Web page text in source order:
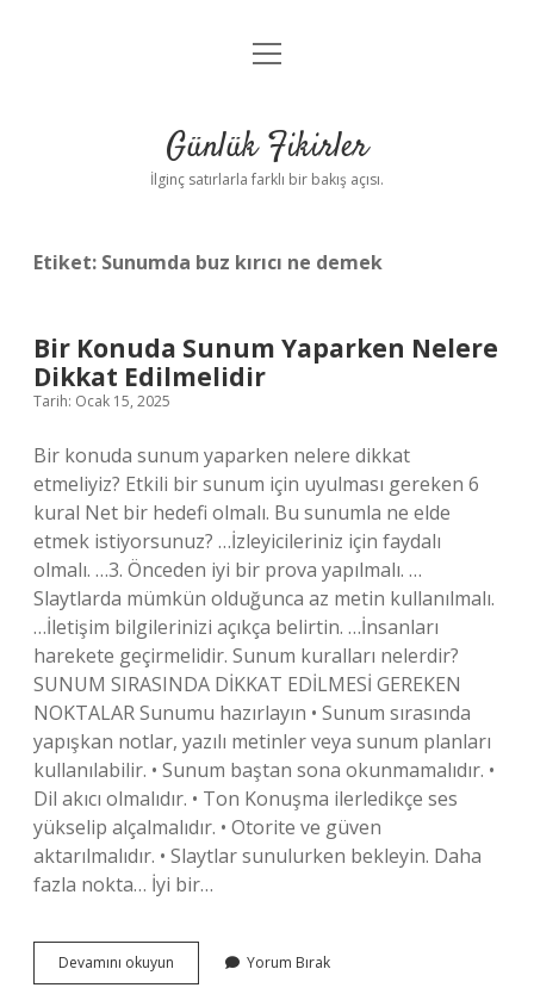
Anasayfa
Yasal Uyarı
menüyü
Günlük Fikirler
İlginç satırlarla farklı bir bakış açısı.
Etiket: Sunumda buz kırıcı ne demek
Bir Konuda Sunum Yaparken Nelere
Dikkat Edilmelidir
Tarih: Ocak 15, 2025
Bir konuda sunum yaparken nelere dikkat
etmeliyiz? Etkili bir sunum için uyulması gereken 6
kural Net bir hedefi olmalı. Bu sunumla ne elde
etmek istiyorsunuz? …İzleyicileriniz için faydalı
olmalı. …3. Önceden iyi bir prova yapılmalı. …
Slaytlarda mümkün olduğunca az metin kullanılmalı.
…İletişim bilgilerinizi açıkça belirtin. …İnsanları
harekete geçirmelidir. Sunum kuralları nelerdir?
SUNUM SIRASINDA DİKKAT EDİLMESİ GEREKEN
NOKTALAR Sunumu hazırlayın • Sunum sırasında
yapışkan notlar, yazılı metinler veya sunum planları
kullanılabilir. • Sunum baştan sona okunmamalıdır. •
Dil akıcı olmalıdır. • Ton Konuşma ilerledikçe ses
yükselip alçalmalıdır. • Otorite ve güven
aktarılmalıdır. • Slaytlar sunulurken bekleyin. Daha
fazla nokta… İyi bir…
Devamını okuyun
Konuda
Yorum Bırak